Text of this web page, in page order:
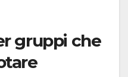
gruppi che